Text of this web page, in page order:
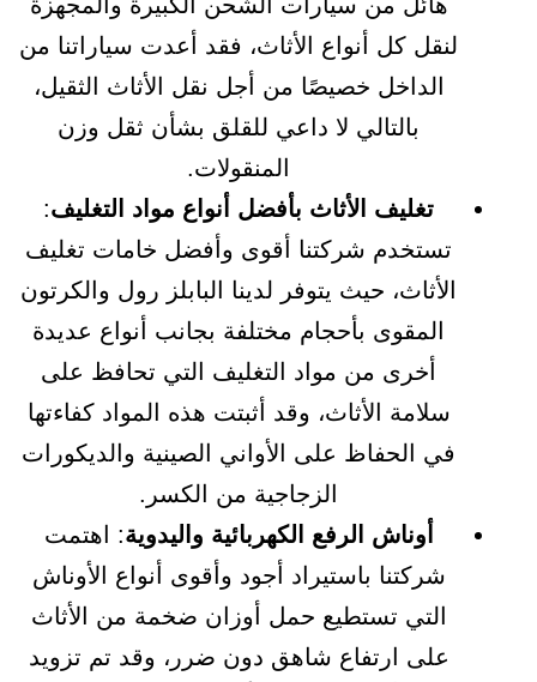
لنقل كل أنواع الأثاث، فقد أعدت سياراتنا من
الداخل خصيصًا من أجل نقل الأثاث الثقيل،
بالتالي لا داعي للقلق بشأن ثقل وزن
المنقولات.
تغليف الأثاث بأفضل أنواع مواد التغليف:
تستخدم شركتنا أقوى وأفضل خامات تغليف
الأثاث، حيث يتوفر لدينا البابلز رول والكرتون
المقوى بأحجام مختلفة بجانب أنواع عديدة
أخرى من مواد التغليف التي تحافظ على
سلامة الأثاث، وقد أثبتت هذه المواد كفاءتها
في الحفاظ على الأواني الصينية والديكورات
الزجاجية من الكسر.
أوناش الرفع الكهربائية واليدوية: اهتمت
شركتنا باستيراد أجود وأقوى أنواع الأوناش
التي تستطيع حمل أوزان ضخمة من الأثاث
على ارتفاع شاهق دون ضرر، وقد تم تزويد